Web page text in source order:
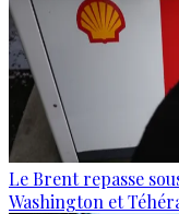
Le Brent repasse
Washington et